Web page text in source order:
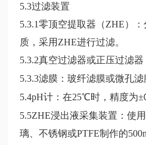
5.3过滤装置
5.3.1零顶空提取器（ZHE）
质，采用 ZHE进行过滤。
5.3.2真空过滤器或正压过滤
5.3.3滤膜：玻纤滤膜或微孔
5.4pH计：在25℃时，精度为±
5.5ZHE浸出液采集装置：使用
璃、不锈钢或PTFE制作的